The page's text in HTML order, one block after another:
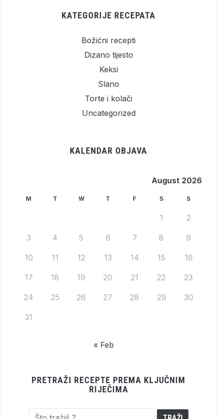
KATEGORIJE RECEPATA
Božićni recepti
Dizano tijesto
Keksi
Slano
Torte i kolači
Uncategorized
KALENDAR OBJAVA
August 2026
M T W T F S S
1 2
3 4 5 6 7 8 9
10 11 12 13 14 15 16
17 18 19 20 21 22 23
24 25 26 27 28 29 30
31
« Feb
PRETRAŽI RECEPTE PREMA KLJUČNIM
RIJEČIMA